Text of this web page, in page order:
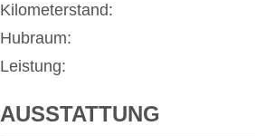
Kilometerstand:
Hubraum:
Leistung:
AUSSTATTUNG